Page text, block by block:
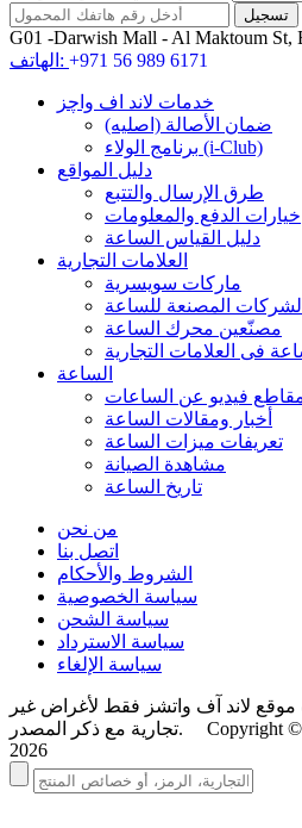
G01 -Darwish Mall - Al Maktoum St,
الهاتف: +971 56 989 6171
خدمات لاند اف واچز
ضمان الأصالة (اصلیه)
برنامج الولاء (i-Club)
دليل المواقع
طرق الإرسال والتتبع
خيارات الدفع والمعلومات
دليل القياس الساعة
العلامات التجارية
ماركات سويسرية
الشركات المصنعة للساعة
مصنّعين محرك الساعة
فی العلامات التجارية
الساعة
فيديو عن الساعات
أخبار ومقالات الساعة
تعريفات ميزات الساعة
مشاهدة الصيانة
تاريخ الساعة
من نحن
اتصل بنا
الشروط والأحكام
سياسة الخصوصية
سياسة الشحن
سياسة الاسترداد
سياسة الإلغاء
لاند آف واتشز فقط لأغراض غير
تجارية مع ذكر المصدر. Copyright ©
2026